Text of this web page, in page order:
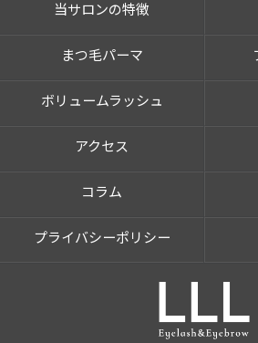
当サロンの特徴
まつ毛パーマ
ボリュームラッシュ
アクセス
コラム
プライバシーポリシー